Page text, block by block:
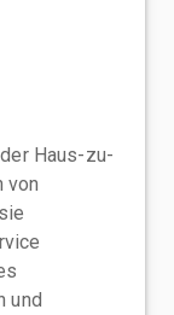
Haus-zu-
von
und